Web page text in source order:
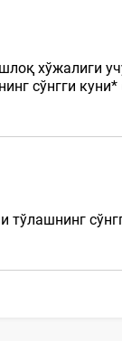
хўжалиги
сўнгги